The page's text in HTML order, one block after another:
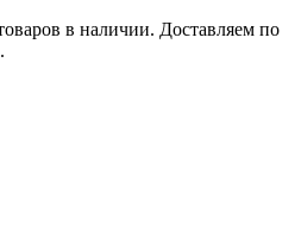
в наличии. Доставляем по